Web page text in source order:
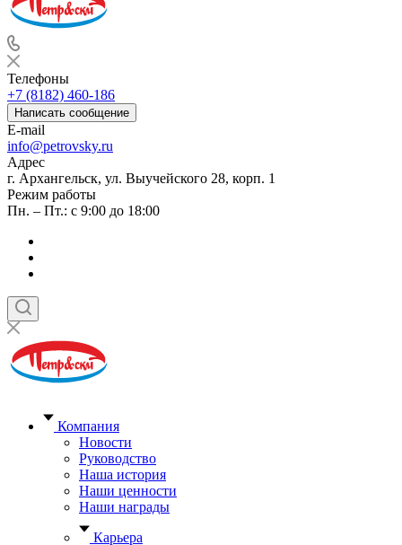
Телефоны
+7 (8182) 460-186
Написать сообщение
E-mail
info@petrovsky.ru
Адрес
г. Архангельск, ул. Выучейского 28, корп. 1
Режим работы
Пн. – Пт.: с 9:00 до 18:00
Компания
Новости
Руководство
Наша история
Наши ценности
Наши награды
Карьера